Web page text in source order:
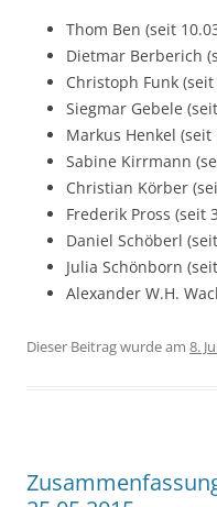
Thom Ben (seit
Dietmar Berberich
Christoph Funk (seit
Siegmar Gebele
Markus Henkel (seit
Sabine Kirrmann
Christian Körber
Frederik Pross (seit
Daniel Schöberl
Julia Schönborn
Alexander W.H.
Dieser Beitrag wurde am 8.